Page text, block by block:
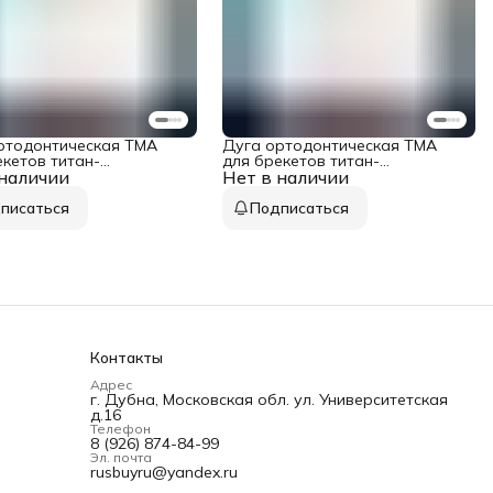
TMA
титан-
круглое сечение Нет в наличии
Дуга ортодонтическая TMA
для брекетов титан-
молибденовая круглое сечение
Подписаться
Контакты
Адрес
г. Дубна, Московская обл. ул. Университетская
д.16
Телефон
8 (926) 874-84-99
Эл. почта
rusbuyru@yandex.ru